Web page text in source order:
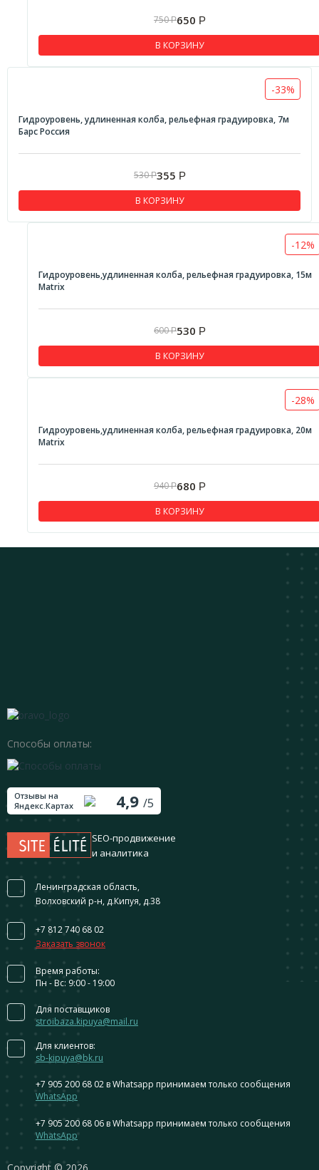
750Р650 Р
В КОРЗИНУ
-33%
Гидроуровень, удлиненная колба, рельефная градуировка, 7м
Барс Россия
530Р355 Р
В КОРЗИНУ
-12%
Гидроуровень,удлиненная колба, рельефная градуировка, 15м
Matrix
600Р530 Р
В КОРЗИНУ
-28%
Гидроуровень,удлиненная колба, рельефная градуировка, 20м
Matrix
940Р680 Р
В КОРЗИНУ
Способы оплаты:
Отзывы на
Яндекс.Картах
4,9 /5
SEO-продвижение
и аналитика
Ленинградская область,
Волховский р-н, д.Кипуя, д.38
+7 812 740 68 02
Заказать звонок
Время работы:
Пн - Вс: 9:00 - 19:00
Для поставщиков
stroibaza.kipuya@mail.ru
Для клиентов:
sb-kipuya@bk.ru
+7 905 200 68 02 в Whatsapp принимаем только сообщения
WhatsApp
+7 905 200 68 06 в Whatsapp принимаем только сообщения
WhatsApp